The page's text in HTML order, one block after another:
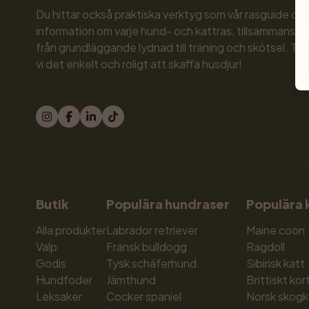
Du hittar också praktiska verktyg som vår rasguide
information om varje hund- och kattras, tillsammans
från grundläggande lydnad till träning och skötsel.
vi det enkelt och roligt att skaffa husdjur!
Butik
Alla produkter
Valp
Godis
Hundfoder
Leksaker
Populära hundraser
Labrador retriever
Fransk bulldogg
Tysk schäferhund
Jämthund
Cocker spaniel
Populära
Maine coon
Ragdoll
Sibirisk katt
Brittiskt
Norsk